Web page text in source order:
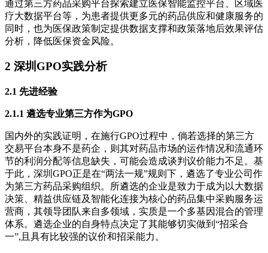
通过第三方药品采购平台探索建立医保智能监控平台、区域医
疗大数据平台等，为患者提供更多元的药品供应和健康服务的
同时，也为医保政策制定提供数据支撑和政策落地后效果评估
分析，降低医保资金风险。
2 深圳GPO实践分析
2.1 先进经验
2.1.1 遴选专业第三方作为GPO
国内外的实践证明，在施行GPO过程中，倘若选择的第三方
交易平台本身不是药企，则其对药品市场的运作情况和流通环
节的利润分配等信息缺失，可能会造成谈判议价能力不足。基
于此，深圳GPO正是在“两法一规”规则下，遴选了专业公司作
为第三方药品采购组织。所遴选的企业是致力于成为以大数据
决策、精益供应链及智能化连接为核心的药品集中采购服务运
营商，其领导团队来自多领域，实质是一个多基因混合的管理
体系。遴选企业的自身特点决定了其能够切实做到“招采合
一”,且具有比较强的议价和招采能力。